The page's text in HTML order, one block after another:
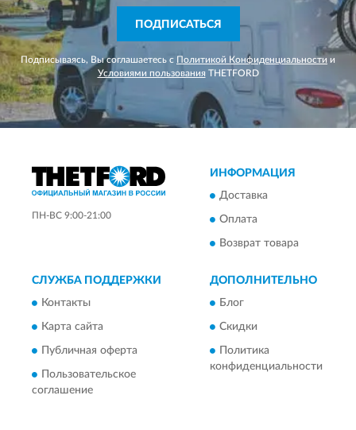
ПОДПИСАТЬСЯ
Подписываясь, Вы соглашаетесь с Политикой Конфиденциальности и
Условиями пользования THETFORD
ПН-ВС 9:00-21:00
ИНФОРМАЦИЯ
Доставка
Оплата
Возврат товара
СЛУЖБА ПОДДЕРЖКИ
Контакты
Карта сайта
Публичная оферта
Пользовательское
соглашение
ДОПОЛНИТЕЛЬНО
Блог
Скидки
Политика
конфиденциальности